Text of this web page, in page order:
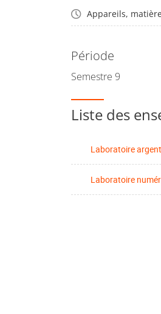
Appareils,
Période
Semestre 9
Liste des
Laboratoire
Laboratoire